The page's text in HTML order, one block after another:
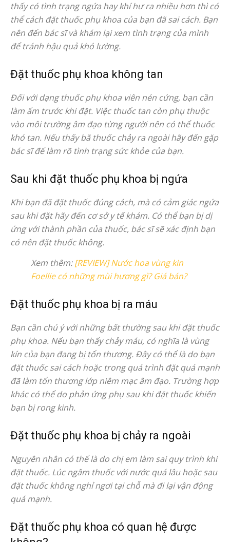
thấy có tình trạng ngứa hay khí hư ra nhiều hơn thì có
thể cách đặt thuốc phụ khoa của bạn đã sai cách. Bạn
nên đến bác sĩ và khám lại xem tình trạng của mình
để tránh hậu quả khó lường.
Đặt thuốc phụ khoa không tan
Đối với dạng thuốc phụ khoa viên nén cứng, bạn cần
làm ẩm trước khi đặt. Việc thuốc tan còn phụ thuộc
vào môi trường âm đạo từng người nên có thể thuốc
khó tan. Nếu thấy bã thuốc chảy ra ngoài hãy đến gặp
bác sĩ để làm rõ tình trạng sức khỏe của bạn.
Sau khi đặt thuốc phụ khoa bị ngứa
Khi bạn đã đặt thuốc đúng cách, mà có cảm giác ngứa
sau khi đặt hãy đến cơ sở y tế khám. Có thể bạn bị dị
ứng với thành phần của thuốc, bác sĩ sẽ xác định bạn
có nên đặt thuốc không.
Xem thêm:[REVIEW] Nước hoa vùng kin
Foellie có những mùi hương gì? Giá bán?
Đặt thuốc phụ khoa bị ra máu
Bạn cần chú ý với những bất thường sau khi đặt thuốc
phụ khoa. Nếu bạn thấy chảy máu, có nghĩa là vùng
kín của bạn đang bị tổn thương. Đây có thể là do bạn
đặt thuốc sai cách hoặc trong quá trình đặt quá mạnh
đã làm tổn thương lớp niêm mạc âm đạo. Trường hợp
khác có thể do phản ứng phụ sau khi đặt thuốc khiến
bạn bị rong kinh.
Đặt thuốc phụ khoa bị chảy ra ngoài
Nguyên nhân có thể là do chị em làm sai quy trình khi
đặt thuốc. Lúc ngâm thuốc với nước quá lâu hoặc sau
đặt thuốc không nghỉ ngơi tại chỗ mà đi lại vận động
quá mạnh.
Đặt thuốc phụ khoa có quan hệ được